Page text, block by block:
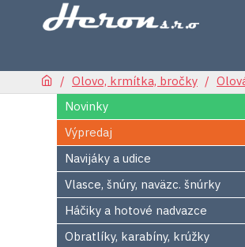
Olovo, krmítka, bročky
Novinky
Výpredaj
Navijáky a udice
Vlasce, šnúry, naväzc. šnúrky
Háčiky a hotové nadvazce
Obratlíky, karabíny, krúžky